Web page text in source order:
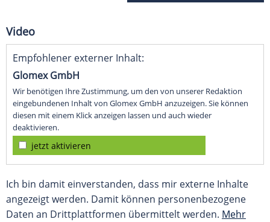
Video
Empfohlener externer Inhalt:
Glomex GmbH
Wir benötigen Ihre Zustimmung, um den von unserer Redaktion
eingebundenen Inhalt von Glomex GmbH anzuzeigen. Sie können
diesen mit einem Klick anzeigen lassen und auch wieder
deaktivieren.
jetzt aktivieren
Ich bin damit einverstanden, dass mir externe Inhalte
angezeigt werden. Damit können personenbezogene
Daten an Drittplattformen übermittelt werden. Mehr